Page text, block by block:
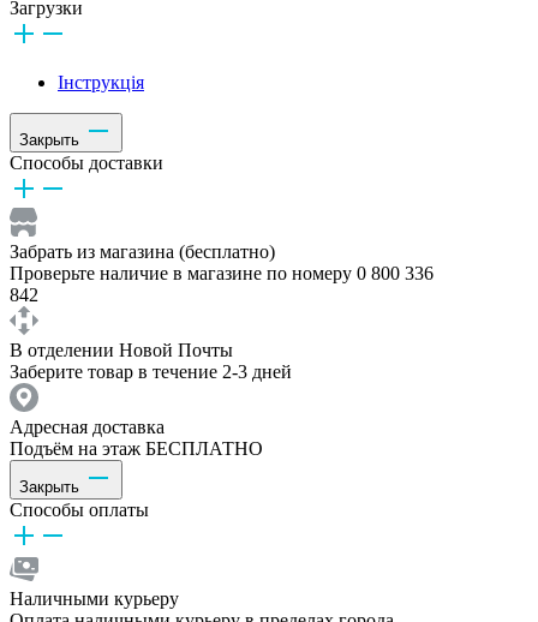
Загрузки
Інструкція
Закрыть
Способы доставки
Забрать из магазина (бесплатно)
Проверьте наличие в магазине по номеру 0 800 336
842
В отделении Новой Почты
Заберите товар в течение 2-3 дней
Адресная доставка
Подъём на этаж БЕСПЛАТНО
Закрыть
Способы оплаты
Наличными курьеру